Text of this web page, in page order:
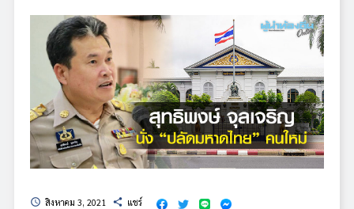
schedule สิงหาคม 3, 2021 share แชร์